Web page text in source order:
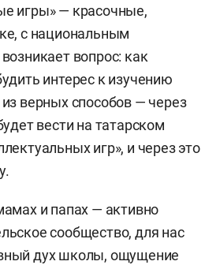
игры» — красочные,
с национальным
вопрос: как
интерес к изучению
верных способов — через
вести на татарском
игр», и через это
и папах — активно
сообщество, для нас
дух школы, ощущение